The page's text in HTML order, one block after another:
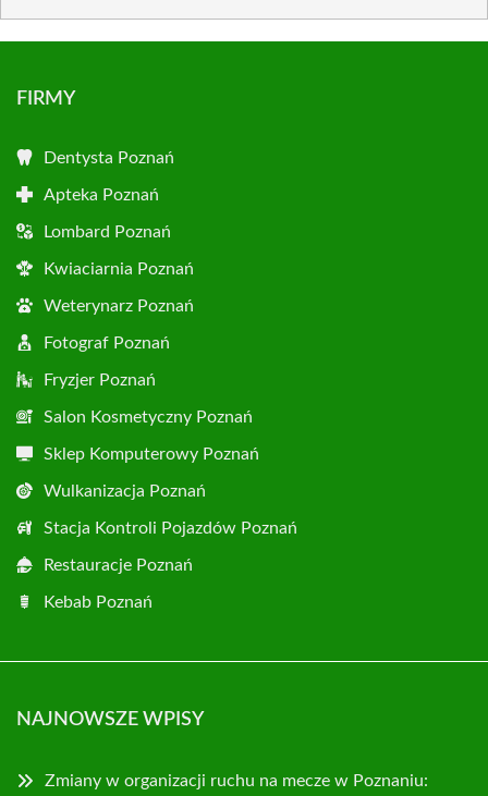
FIRMY
Dentysta Poznań
Apteka Poznań
Lombard Poznań
Kwiaciarnia Poznań
Weterynarz Poznań
Fotograf Poznań
Fryzjer Poznań
Salon Kosmetyczny Poznań
Sklep Komputerowy Poznań
Wulkanizacja Poznań
Stacja Kontroli Pojazdów Poznań
Restauracje Poznań
Kebab Poznań
NAJNOWSZE WPISY
Zmiany w organizacji ruchu na mecze w Poznaniu: